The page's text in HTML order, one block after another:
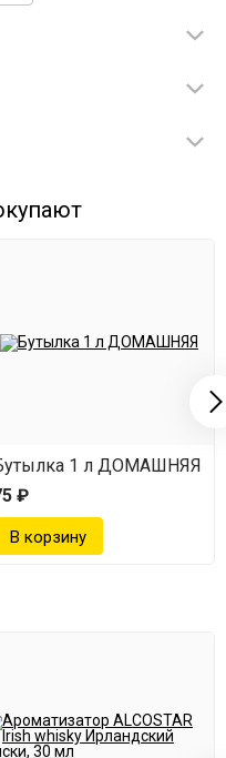
1 л ДОМАШНЯЯ
₽